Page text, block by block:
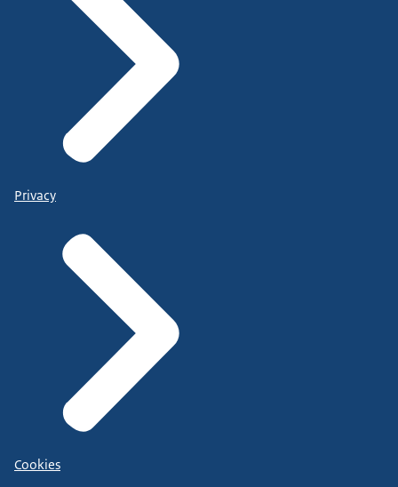
Privacy
Cookies